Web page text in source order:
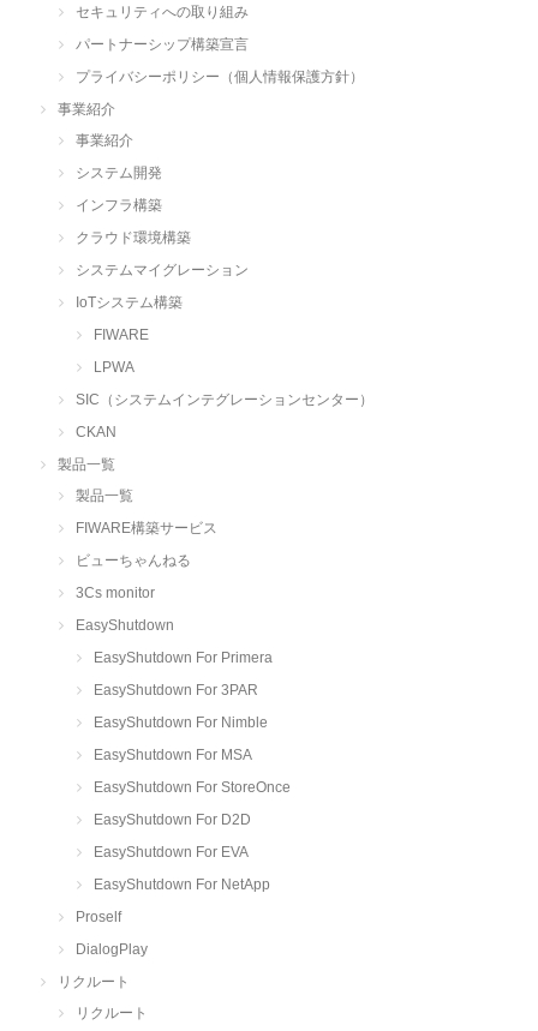
セキュリティへの取り組み
パートナーシップ構築宣言
プライバシーポリシー（個人情報保護方針）
事業紹介
事業紹介
システム開発
インフラ構築
クラウド環境構築
システムマイグレーション
IoTシステム構築
FIWARE
LPWA
SIC（システムインテグレーションセンター）
CKAN
製品一覧
製品一覧
FIWARE構築サービス
ビューちゃんねる
3Cs monitor
EasyShutdown
EasyShutdown For Primera
EasyShutdown For 3PAR
EasyShutdown For Nimble
EasyShutdown For MSA
EasyShutdown For StoreOnce
EasyShutdown For D2D
EasyShutdown For EVA
EasyShutdown For NetApp
Proself
DialogPlay
リクルート
リクルート